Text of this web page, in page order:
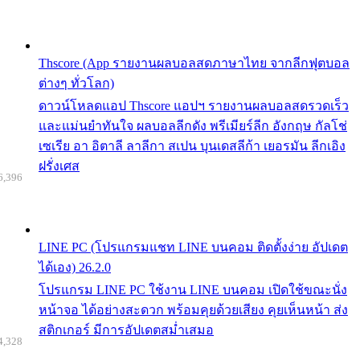
Thscore (App รายงานผลบอลสดภาษาไทย จากลีกฟุตบอล
ต่างๆ ทั่วโลก)
ดาวน์โหลดแอป Thscore แอปฯ รายงานผลบอลสดรวดเร็ว
และแม่นยำทันใจ ผลบอลลีกดัง พรีเมียร์ลีก อังกฤษ กัลโช่
เซเรีย อา อิตาลี ลาลีกา สเปน บุนเดสลีก้า เยอรมัน ลีกเอิง
ฝรั่งเศส
LINE PC (โปรแกรมแชท LINE บนคอม ติดตั้งง่าย อัปเดต
ได้เอง) 26.2.0
โปรแกรม LINE PC ใช้งาน LINE บนคอม เปิดใช้ขณะนั่ง
หน้าจอ ได้อย่างสะดวก พร้อมคุยด้วยเสียง คุยเห็นหน้า ส่ง
สติกเกอร์ มีการอัปเดตสม่ำเสมอ